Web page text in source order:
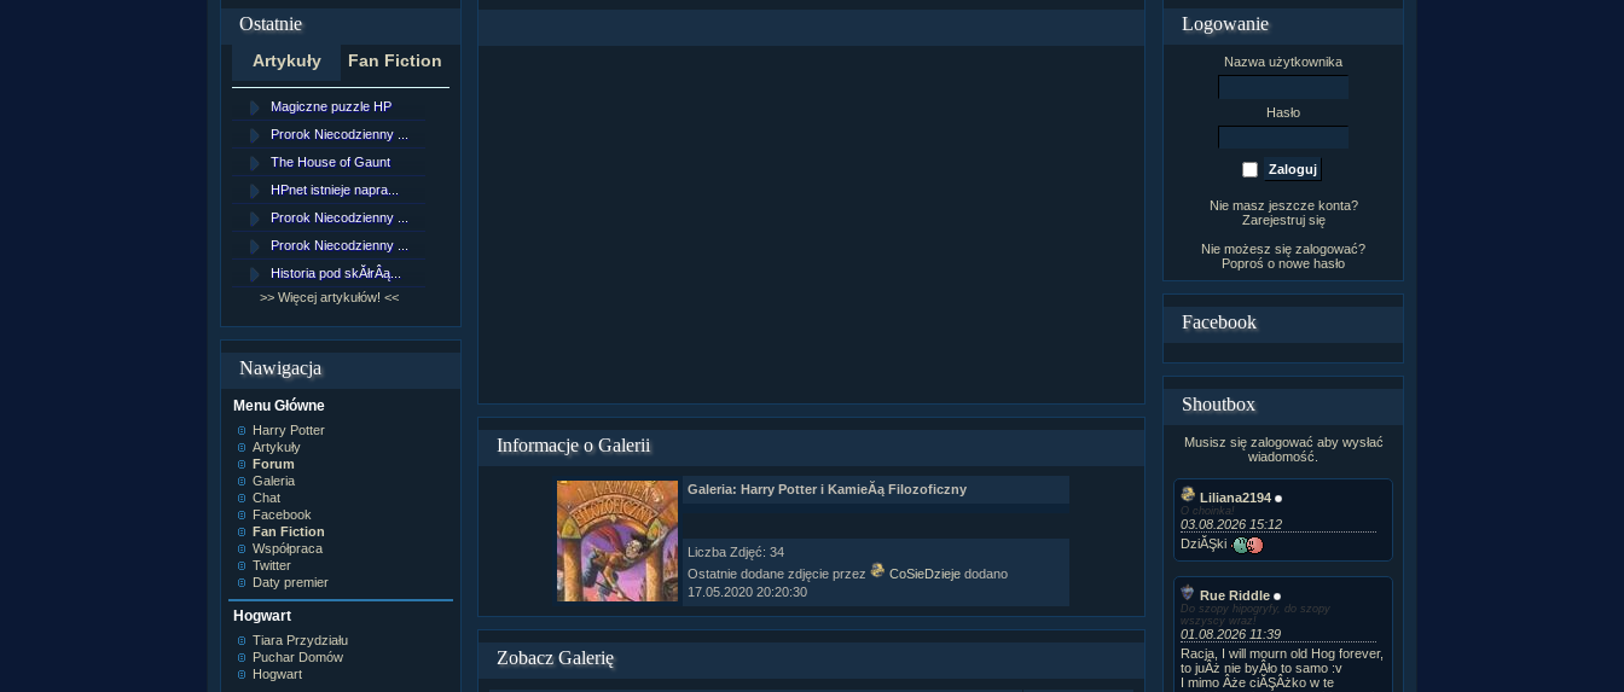
Ostatnie
Artykuły Fan Fiction
Magiczne puzzle HP
Prorok Niecodzienny ...
The House of Gaunt
HPnet istnieje napra...
Prorok Niecodzienny ...
Prorok Niecodzienny ...
Historia pod skĂłrÂą...
>> Więcej artykułów! <<
Nawigacja
Menu Główne
Harry Potter
Artykuły
Forum
Galeria
Chat
Facebook
Fan Fiction
Współpraca
Twitter
Daty premier
Hogwart
Tiara Przydziału
Puchar Domów
Hogwart
Informacje o Galerii
Galeria: Harry Potter i KamieĂą Filozoficzny
Liczba Zdjęć: 34
Ostatnie dodane zdjęcie przez
CoSieDzieje dodano
17.05.2020 20:20:30
Zobacz Galerię
Logowanie
Nazwa użytkownika
Hasło
Nie masz jeszcze konta?
Zarejestruj się
Nie możesz się zalogować?
Poproś o nowe hasło
Facebook
Shoutbox
Musisz się zalogować aby wysłać
wiadomość.
Liliana2194
O choinka!
03.08.2026 15:12
DziĂŞki
Rue Riddle
Do szopy hipogryfy, do szopy
wszyscy wraz!
01.08.2026 11:39
Racja, I will mourn old Hog forever,
to juÂż nie byÂło to samo :v
I mimo Âże ciĂŞÂżko w te